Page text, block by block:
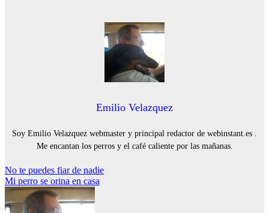
Emilio Velazquez
Soy Emilio Velazquez webmaster y principal redactor de webinstant.es .
Me encantan los perros y el café caliente por las mañanas.
Navegación
de
entradas
No te puedes fiar de nadie
Mi perro se orina en casa